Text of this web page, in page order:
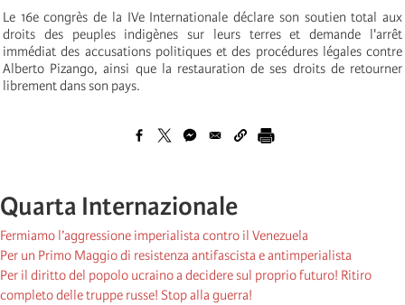
Le 16e congrès de la IVe Internationale déclare son soutien total aux
droits des peuples indigènes sur leurs terres et demande l'arrêt
immédiat des accusations politiques et des procédures légales contre
Alberto Pizango, ainsi que la restauration de ses droits de retourner
librement dans son pays.
Quarta Internazionale
Fermiamo l’aggressione imperialista contro il Venezuela
Per un Primo Maggio di resistenza antifascista e antimperialista
Per il diritto del popolo ucraino a decidere sul proprio futuro! Ritiro
completo delle truppe russe! Stop alla guerra!